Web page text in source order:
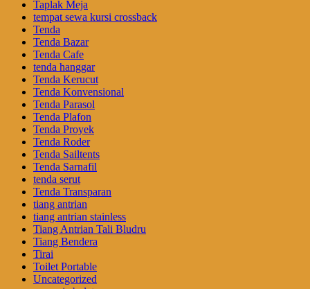
Taplak Meja
tempat sewa kursi crossback
Tenda
Tenda Bazar
Tenda Cafe
tenda hanggar
Tenda Kerucut
Tenda Konvensional
Tenda Parasol
Tenda Plafon
Tenda Proyek
Tenda Roder
Tenda Sailtents
Tenda Sarnafil
tenda serut
Tenda Transparan
tiang antrian
tiang antrian stainless
Tiang Antrian Tali Bludru
Tiang Bendera
Tirai
Toilet Portable
Uncategorized